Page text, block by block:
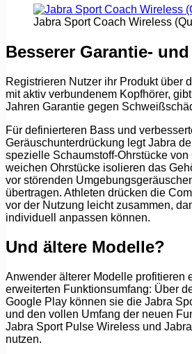
Jabra Sport Coach Wireless
Besserer Garantie-
Registrieren Nutzer ihr Produkt über
mit aktiv verbundenem Kopfhörer,
Jahren Garantie gegen
Für definierteren Bass und
Geräuschunterdrückung legt Jabra
spezielle Schaumstoff-Ohrstücke
weichen Ohrstücke isolieren das
vor störenden
übertragen. Athleten drücken die
vor der Nutzung leicht zusammen,
individuell anpassen können.
Und ältere Modelle?
Anwender älterer Modelle profitieren
erweiterten Funktionsumfang: Über
Google Play können sie die Jabra
und den vollen Umfang der neuen
Jabra Sport Pulse Wireless und
nutzen.